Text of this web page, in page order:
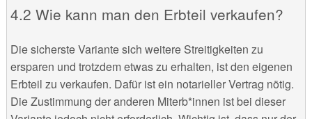
Wie kann man den Erbteil verkaufen?
Die sicherste Variante sich weitere Streitigkeiten zu
ersparen und trotzdem etwas zu erhalten, ist den eigenen
Erbteil zu verkaufen. Dafür ist ein notarieller Vertrag nötig.
Die Zustimmung der anderen Miterb*innen ist bei dieser